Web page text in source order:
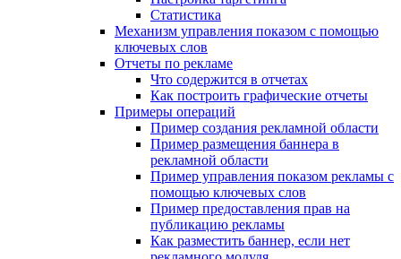
Статистика
Механизм управления показом с помощью
ключевых слов
Отчеты по рекламе
Что содержится в отчетах
Как построить графические отчеты
Примеры операций
Пример создания рекламной области
Пример размещения баннера в
рекламной области
Пример управления показом рекламы с
помощью ключевых слов
Пример предоставления прав на
публикацию рекламы
Как разместить баннер, если нет